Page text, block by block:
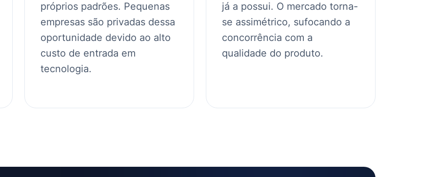
próprios padrões. Pequenas
empresas são privadas dessa
oportunidade devido ao alto
custo de entrada em
tecnologia.
já a possui. O mercado torna-
se assimétrico, sufocando a
concorrência com a
qualidade do produto.